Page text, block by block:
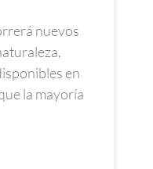
nuevos
en
la mayoría